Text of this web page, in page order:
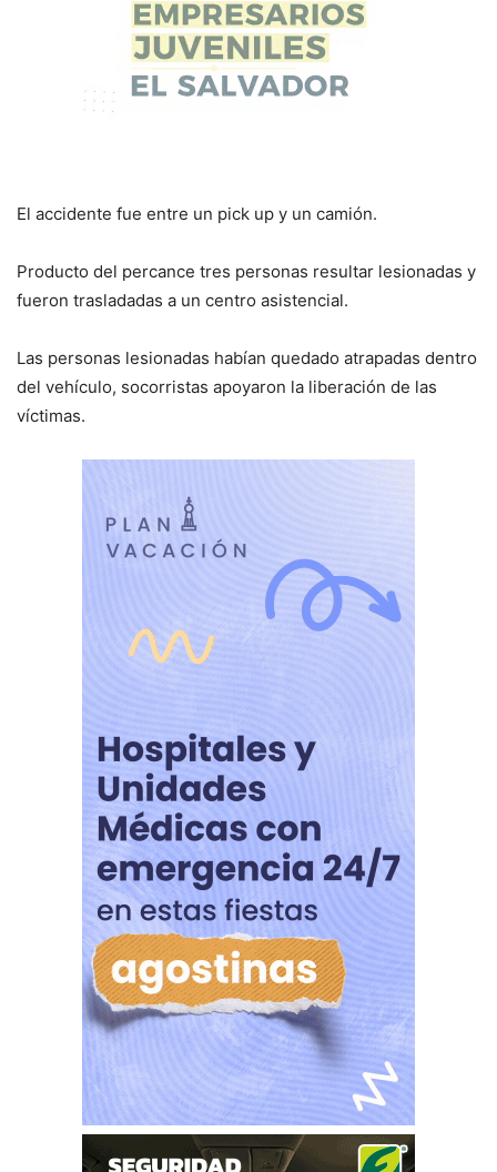
El accidente fue entre un pick up y un camión.
Producto del percance tres personas resultar lesionadas y
fueron trasladadas a un centro asistencial.
Las personas lesionadas habían quedado atrapadas dentro
del vehículo, socorristas apoyaron la liberación de las
víctimas.